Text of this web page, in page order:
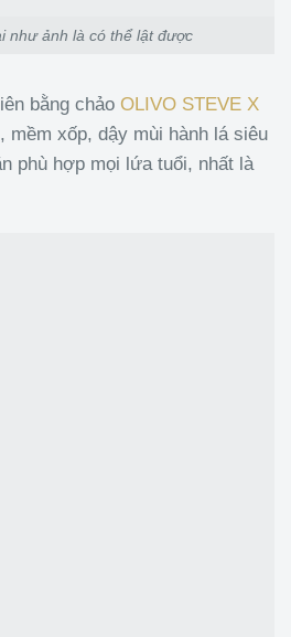
như ảnh là có thể lật được
bằng chảo OLIVO STEVE X
mềm xốp, dậy mùi hành lá siêu
phù hợp mọi lứa tuổi, nhất là